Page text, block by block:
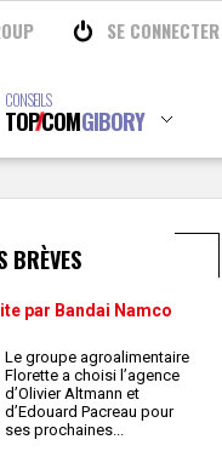
SE CONNECTER
CONSEILS
TOPCOMGIBORY
BRÈVES
par Bandai Namco
Le groupe agroalimentaire
Florette a choisi l’agence
d’Olivier Altmann et
d’Edouard Pacreau pour
ses prochaines...